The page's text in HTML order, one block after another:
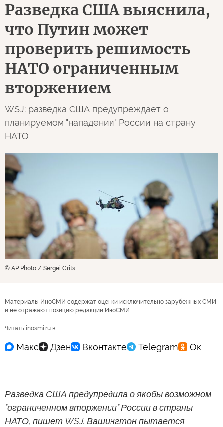
Разведка США выяснила,
что Путин может
проверить решимость
НАТО ограниченным
вторжением
WSJ: разведка США предупреждает о
планируемом "нападении" России на страну
НАТО
© AP Photo / Sergei Grits
Материалы ИноСМИ содержат оценки исключительно зарубежных СМИ
и не отражают позицию редакции ИноСМИ
Читать inosmi.ru в
Разведка США предупредила о якобы возможном
"ограниченном вторжении" России в страны
НАТО, пишет WSJ. Вашингтон пытается